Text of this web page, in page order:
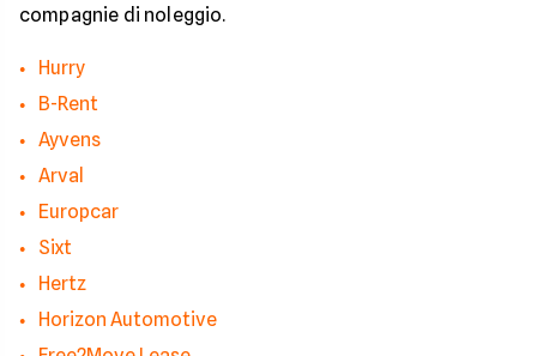
compagnie di noleggio.
Hurry
B-Rent
Ayvens
Arval
Europcar
Sixt
Hertz
Horizon Automotive